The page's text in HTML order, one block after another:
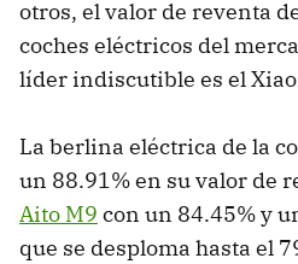
otros, el valor de reventa
coches eléctricos del
líder indiscutible es el
La berlina eléctrica de la
un 88.91% en su valor de
Aito M9 con un 84.45% y
que se desploma hasta el